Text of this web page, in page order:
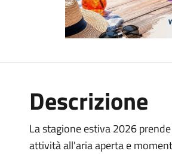
Descrizione
La stagione estiva 2026
attività all'aria aperta e